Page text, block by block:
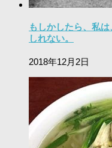
もしかしたら、私
しれない。
2018年12月2日